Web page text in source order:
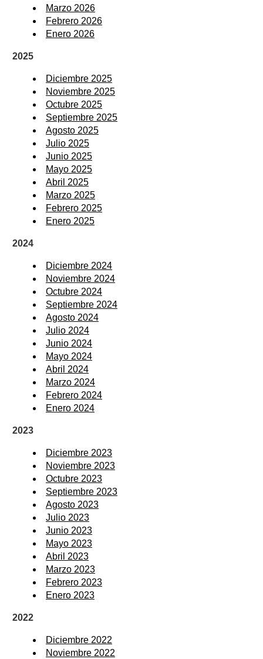
Marzo 2026
Febrero 2026
Enero 2026
2025
Diciembre 2025
Noviembre 2025
Octubre 2025
Septiembre 2025
Agosto 2025
Julio 2025
Junio 2025
Mayo 2025
Abril 2025
Marzo 2025
Febrero 2025
Enero 2025
2024
Diciembre 2024
Noviembre 2024
Octubre 2024
Septiembre 2024
Agosto 2024
Julio 2024
Junio 2024
Mayo 2024
Abril 2024
Marzo 2024
Febrero 2024
Enero 2024
2023
Diciembre 2023
Noviembre 2023
Octubre 2023
Septiembre 2023
Agosto 2023
Julio 2023
Junio 2023
Mayo 2023
Abril 2023
Marzo 2023
Febrero 2023
Enero 2023
2022
Diciembre 2022
Noviembre 2022